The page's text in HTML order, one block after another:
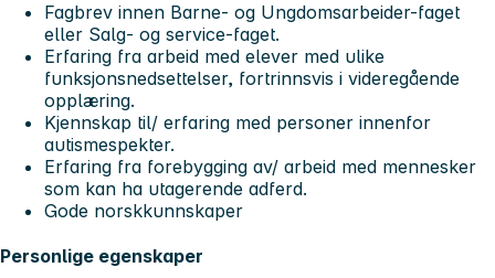
Fagbrev innen Barne- og Ungdomsarbeider-faget
eller Salg- og service-faget.
Erfaring fra arbeid med elever med ulike
funksjonsnedsettelser, fortrinnsvis i videregående
opplæring.
Kjennskap til/ erfaring med personer innenfor
autismespekter.
Erfaring fra forebygging av/ arbeid med mennesker
som kan ha utagerende adferd.
Gode norskkunnskaper
Personlige egenskaper